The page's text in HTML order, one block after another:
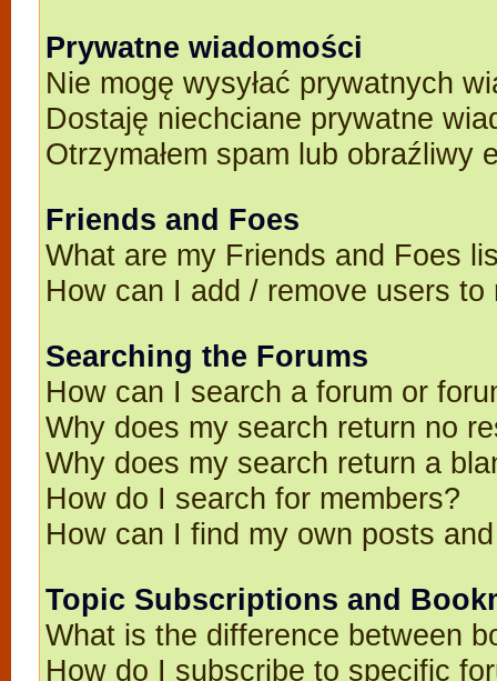
Prywatne wiadomości
Nie mogę wysyłać prywatnych
Dostaję niechciane prywatne
Otrzymałem spam lub obraźliwy
Friends and Foes
What are my Friends and Foes
How can I add / remove users
Searching the Forums
How can I search a forum or
Why does my search return no
Why does my search return a
How do I search for members?
How can I find my own posts
Topic Subscriptions and
What is the difference between
How do I subscribe to specific